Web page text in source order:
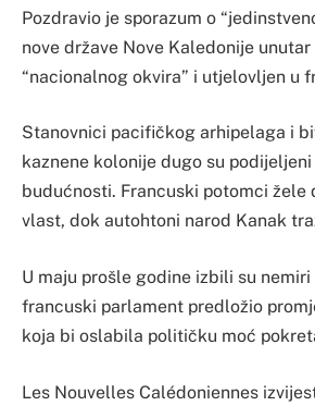
Pozdravio je sporazum o
nove države Nove Kaledonije
“nacionalnog okvira” i utjelovljen u
Stanovnici pacifičkog arhipelaga i
kaznene kolonije dugo su
budućnosti. Francuski potomci žele
vlast, dok autohtoni narod Kanak
U maju prošle godine izbili su
francuski parlament predložio
koja bi oslabila političku moć
Les Nouvelles Calédoniennes